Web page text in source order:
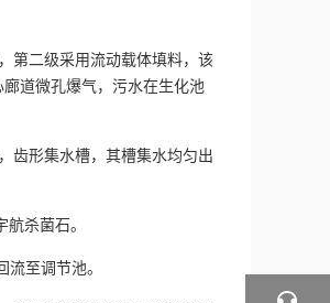
第二级采用流动载体填料，该
道微孔爆气，污水在生化池
齿形集水槽，其槽集水均匀出
杀菌石。
至调节池。